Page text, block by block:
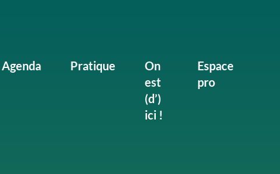
Agenda Pratique
On
est
(d’)
ici !
Espace
pro